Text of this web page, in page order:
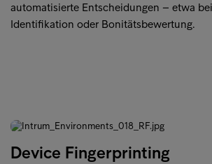
automatisierte Entscheidungen – etwa
Identifikation oder Bonitätsbewertung.
Device Fingerprinting